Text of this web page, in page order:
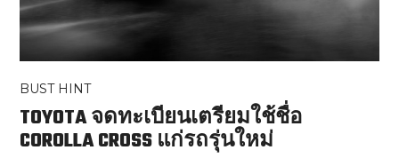
BUST HINT
TOYOTA จดทะเบียนเตรียมใช้ชื่อ
COROLLA CROSS แก่รถรุ่นใหม่